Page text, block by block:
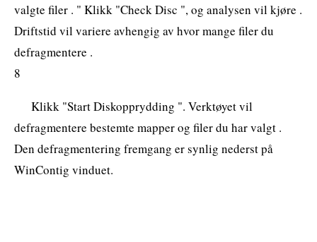
valgte filer . " Klikk "Check Disc ", og analysen vil kjøre .
Driftstid vil variere avhengig av hvor mange filer du
defragmentere .
8
Klikk "Start Diskopprydding ". Verktøyet vil
defragmentere bestemte mapper og filer du har valgt .
Den defragmentering fremgang er synlig nederst på
WinContig vinduet.